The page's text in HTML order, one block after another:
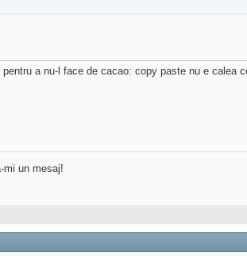
a nu-l face de cacao: copy paste nu e calea
mi un mesaj!